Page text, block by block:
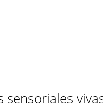
sensoriales